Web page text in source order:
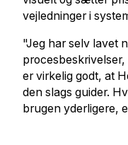
vejledninger i
"Jeg har selv lavet
er virkelig godt, at
den slags guider.
brugen yderligere,